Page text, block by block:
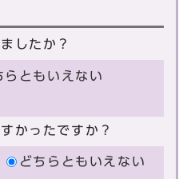
したか？
らともいえない
かったですか？
どちらともいえない